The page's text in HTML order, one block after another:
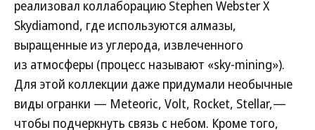
реализовал коллаборацию Stephen Webster X
Skydiamond, где используются алмазы,
выращенные из углерода, извлеченного
из атмосферы (процесс называют «sky-mining»).
Для этой коллекции даже придумали необычные
виды огранки — Meteoric, Volt, Rocket, Stellar,—
чтобы подчеркнуть связь с небом. Кроме того,